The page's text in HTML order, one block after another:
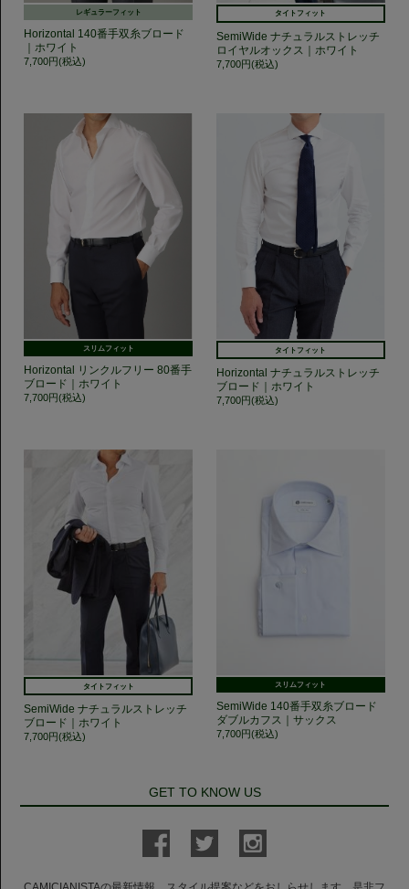
レギュラーフィット
Horizontal 140番手双糸ブロード
｜ホワイト
7,700円(税込)
タイトフィット
SemiWide ナチュラルストレッチ
ロイヤルオックス｜ホワイト
7,700円(税込)
スリムフィット
Horizontal リンクルフリー 80番手
ブロード｜ホワイト
7,700円(税込)
タイトフィット
Horizontal ナチュラルストレッチ
ブロード｜ホワイト
7,700円(税込)
タイトフィット
SemiWide ナチュラルストレッチ
ブロード｜ホワイト
7,700円(税込)
スリムフィット
SemiWide 140番手双糸ブロード
ダブルカフス｜サックス
7,700円(税込)
GET TO KNOW US